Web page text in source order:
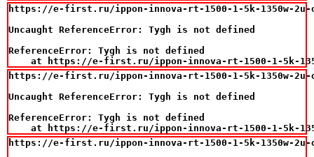
https://e-first.ru/ippon-innova-rt-1500-1-5k-1350w-2u-
Uncaught ReferenceError: Tygh is not defined
ReferenceError: Tygh is not defined
at https://e-first.ru/ippon-innova-rt-1500-1-5k-
https://e-first.ru/ippon-innova-rt-1500-1-5k-1350w-2u-
Uncaught ReferenceError: Tygh is not defined
ReferenceError: Tygh is not defined
at https://e-first.ru/ippon-innova-rt-1500-1-5k-
https://e-first.ru/ippon-innova-rt-1500-1-5k-1350w-2u-